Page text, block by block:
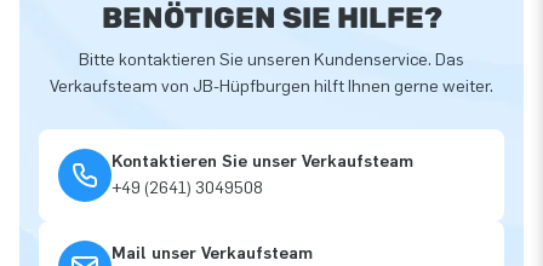
BENÖTIGEN SIE HILFE?
Bitte kontaktieren Sie unseren Kundenservice. Das
Verkaufsteam von JB-Hüpfburgen hilft Ihnen gerne weiter.
Kontaktieren Sie unser Verkaufsteam
+49 (2641) 3049508
Mail unser Verkaufsteam